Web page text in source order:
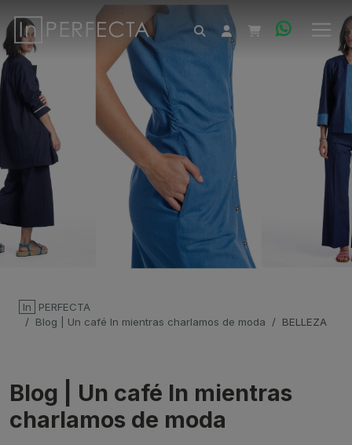
In
PERFECTA
Blog | Un café In mientras charlamos de moda
BELLEZA
Blog | Un café In mientras
charlamos de moda